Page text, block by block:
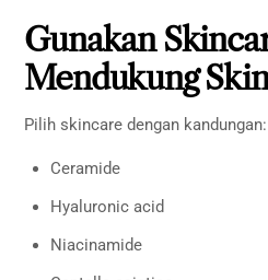
Gunakan
Mendukung
Pilih skincare dengan kandungan:
Ceramide
Hyaluronic acid
Niacinamide